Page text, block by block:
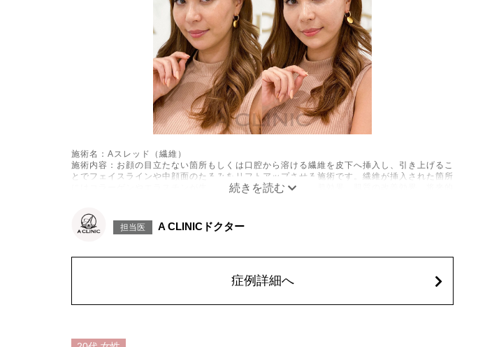
施術名：Aスレッド（繊維）
施術内容：お顔の目立たない箇所もしくは口腔から溶ける繊維を皮下へ挿入し、引き上げるこ
とでフェイスラインや中顔面のたるみをリフトアップさせる施術です。繊維が挿入された箇所
にはコラーゲンやエラスチンが生成されるため、長期的な美肌効果、肌質の改善効果、将来的
リスク、副作用：腫れ、内出血、疼痛、頭痛、引き攣れ感などが生じることがございます。ま
た、稀ではありますが、施術部位の細菌感染症、皮膚のよれ、繊維の突出などが生じることが
方に適したプチ整形のひとつです。
担当医 A CLINICドクター
症例詳細へ